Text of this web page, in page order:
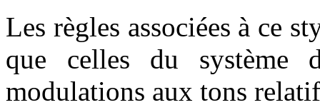
Les règles associées à ce
que celles du
modulations aux tons